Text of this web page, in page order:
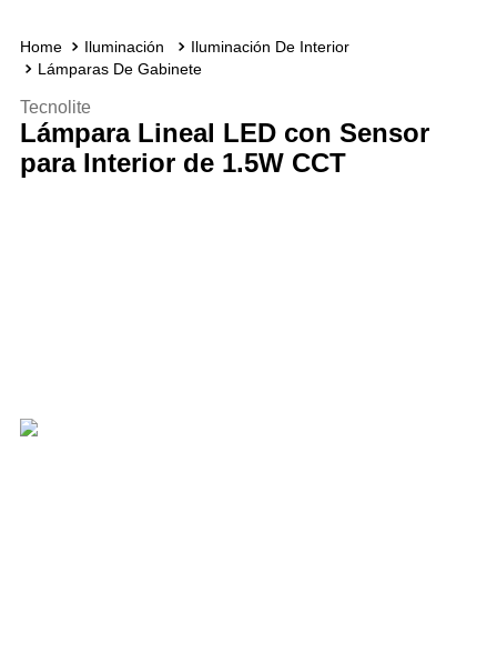
Iluminación
Iluminación De Interior
Lámparas De Gabinete
Tecnolite
Lámpara Lineal LED con Sensor
para Interior de 1.5W CCT